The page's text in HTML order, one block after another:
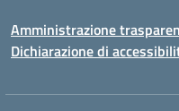
Amministrazione
Dichiarazione di